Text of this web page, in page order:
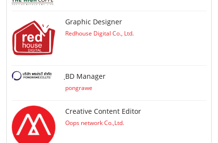
Graphic Designer
Redhouse Digital Co., Ltd.
ฺBD Manager
pongrawe
Creative Content Editor
Oops network Co.,Ltd.